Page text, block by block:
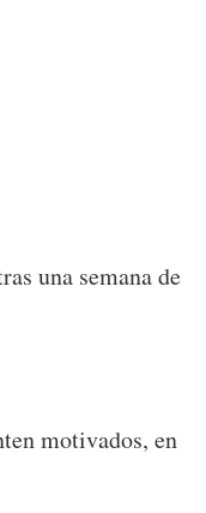
una semana de
motivados, en